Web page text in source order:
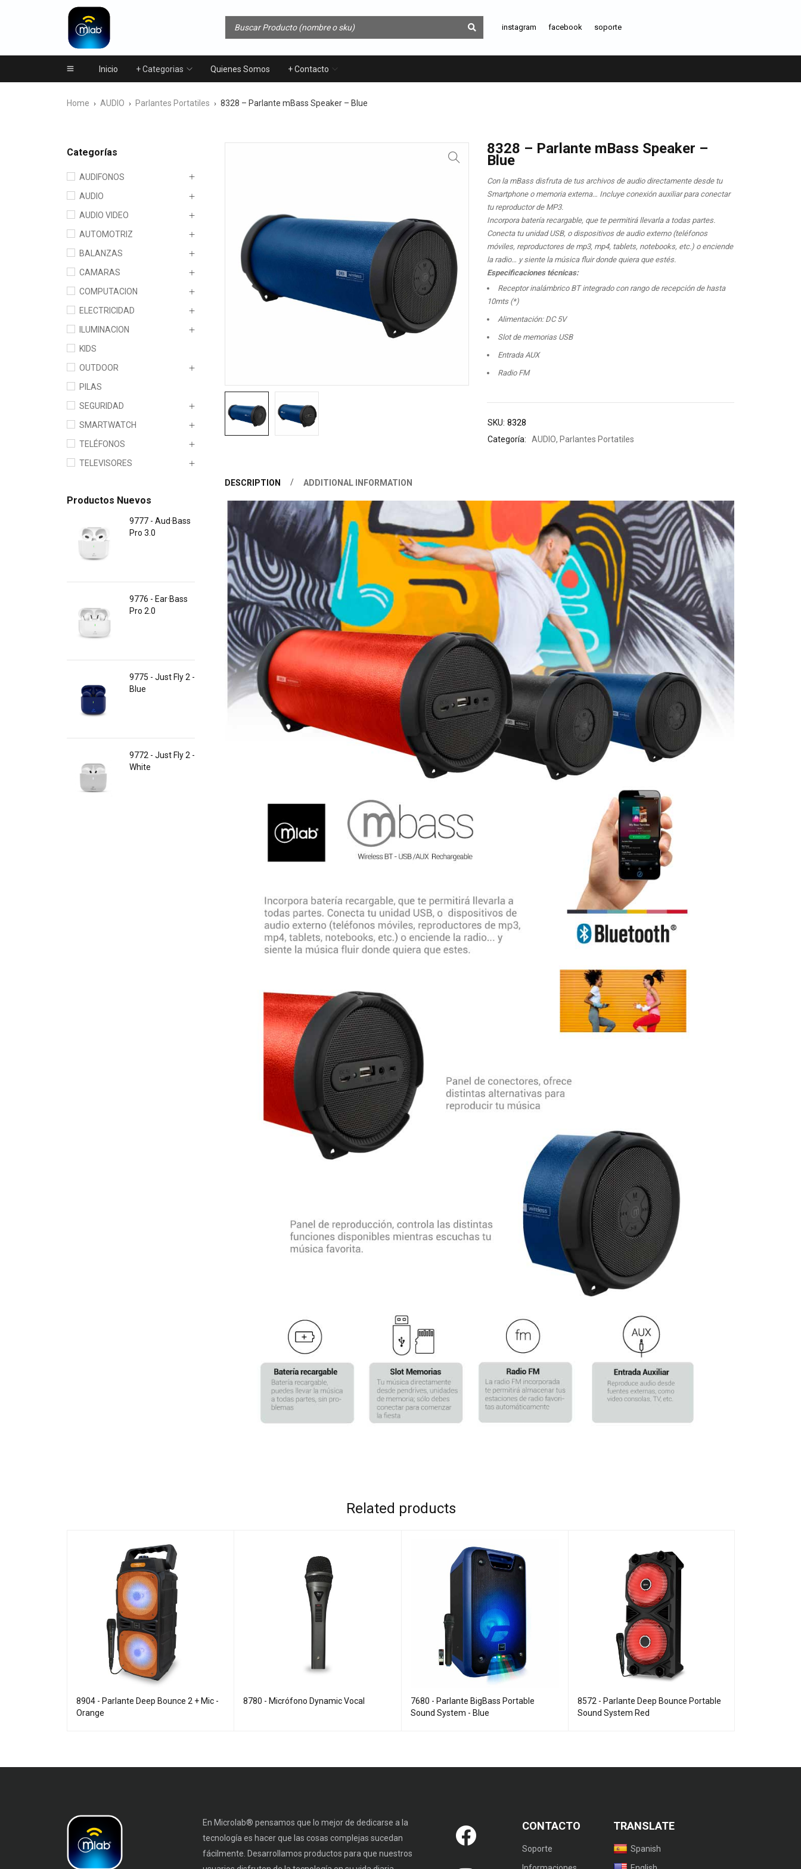
instagram facebook soporte
Inicio + Categorias Quienes Somos + Contacto
Home › AUDIO › Parlantes Portatiles › 8328 – Parlante mBass Speaker – Blue
Categorías
AUDIFONOS
AUDIO
AUDIO VIDEO
AUTOMOTRIZ
BALANZAS
CAMARAS
COMPUTACION
ELECTRICIDAD
ILUMINACION
KIDS
OUTDOOR
PILAS
SEGURIDAD
SMARTWATCH
TELÉFONOS
TELEVISORES
Productos Nuevos
9777 - Aud·Bass
Pro 3.0
9776 - Ear·Bass
Pro 2.0
9775 - Just Fly 2 -
Blue
9772 - Just Fly 2 -
White
8328 – Parlante mBass Speaker –
Blue
Con la mBass disfruta de tus archivos de audio directamente desde tu
Smartphone o memoria externa… Incluye conexión auxiliar para conectar
tu reproductor de MP3.
Incorpora batería recargable, que te permitirá llevarla a todas partes.
Conecta tu unidad USB, o dispositivos de audio externo (teléfonos
móviles, reproductores de mp3, mp4, tablets, notebooks, etc.) o enciende
la radio… y siente la música fluir donde quiera que estés.
Especificaciones técnicas:
Receptor inalámbrico BT integrado con rango de recepción de hasta
10mts (*)
Alimentación: DC 5V
Slot de memorias USB
Entrada AUX
Radio FM
SKU: 8328
Categoría:
AUDIO, Parlantes Portatiles
DESCRIPTION ADDITIONAL INFORMATION
Related products
8904 - Parlante Deep Bounce 2 + Mic -
Orange
8780 - Micrófono Dynamic Vocal
7680 - Parlante BigBass Portable
Sound System - Blue
8572 - Parlante Deep Bounce Portable
Sound System Red
En Microlab® pensamos que lo mejor de dedicarse a la
tecnología es hacer que las cosas complejas sucedan
fácilmente. Desarrollamos productos para que nuestros
CONTACTO
Soporte
TRANSLATE
Spanish